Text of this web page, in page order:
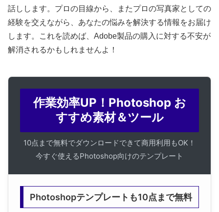
話しします。プロの目線から、またプロの写真家としての
経験を交えながら、あなたの悩みを解決する情報をお届け
します。これを読めば、Adobe製品の購入に対する不安が
解消されるかもしれませんよ！
作業効率UP！Photoshop お
すすめ素材＆ツール
10点まで無料でダウンロードできて商用利用もOK！
今すぐ使えるPhotoshop向けのテンプレート
Photoshopテンプレートも10点まで無料